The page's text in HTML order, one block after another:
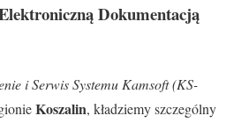
Dokumentacją
i Serwis Systemu Kamsoft (KS-
Koszalin, kładziemy szczególny